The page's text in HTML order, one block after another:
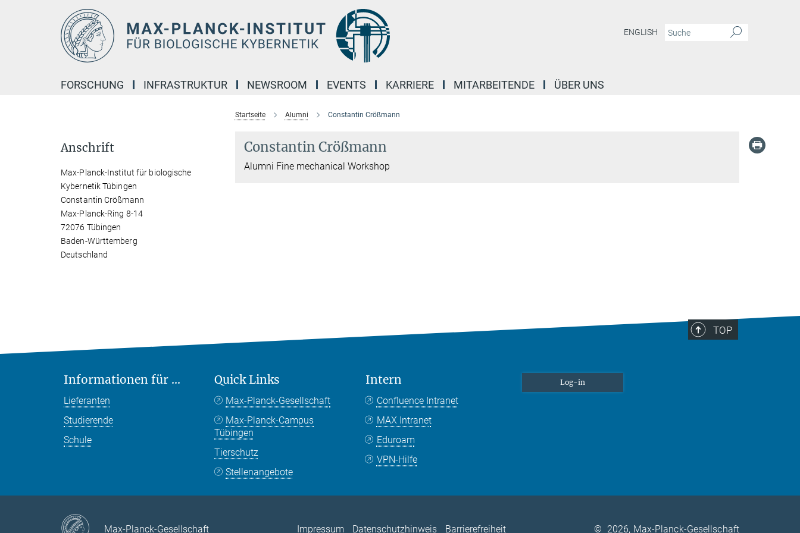
ENGLISH
FORSCHUNG INFRASTRUKTUR NEWSROOM EVENTS KARRIERE MITARBEITENDE ÜBER UNS
Startseite Alumni Constantin Crößmann
Constantin Crößmann
Alumni Fine mechanical Workshop
Anschrift
Max-Planck-Institut für biologische
Kybernetik Tübingen
Constantin Crößmann
Max-Planck-Ring 8-14
72076 Tübingen
Baden-Württemberg
Deutschland
TOP
Informationen für ...
Lieferanten
Studierende
Schule
Quick Links
Max-Planck-Gesellschaft
Max-Planck-Campus
Tübingen
Tierschutz
Stellenangebote
Intern
Confluence Intranet
MAX Intranet
Eduroam
VPN-Hilfe
Log-in
Max-Planck-Gesellschaft Impressum Datenschutzhinweis Barrierefreiheit © 2026, Max-Planck-Gesellschaft